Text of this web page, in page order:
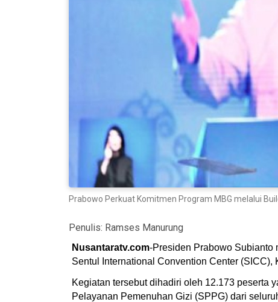
Prabowo Perkuat Komitmen Program MBG melalui
Penulis: Ramses Manurung
Nusantaratv.com-Presiden Prabowo Subianto
Sentul International Convention Center
Kegiatan tersebut dihadiri oleh 12.173 peserta
Pelayanan Pemenuhan Gizi (SPPG) dari